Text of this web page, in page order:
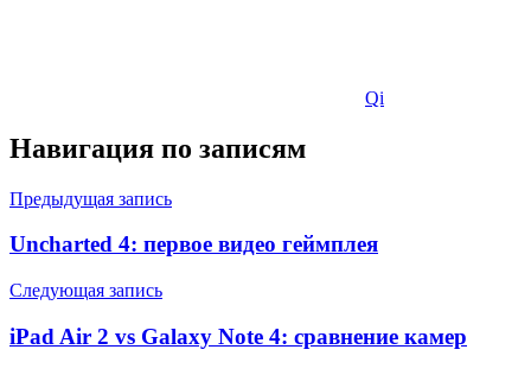
Qi
Навигация по записям
Предыдущая запись
Uncharted 4: первое видео геймплея
Следующая запись
iPad Air 2 vs Galaxy Note 4: сравнение камер